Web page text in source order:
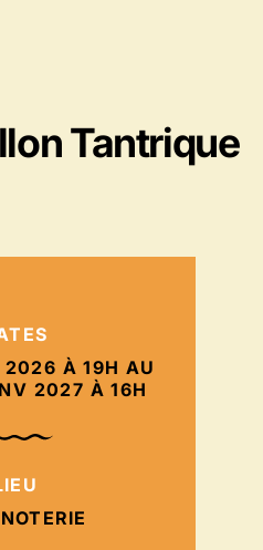
Tantrique
2026 À 19H AU
2027 À 16H